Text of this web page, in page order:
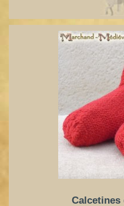
Calcetines